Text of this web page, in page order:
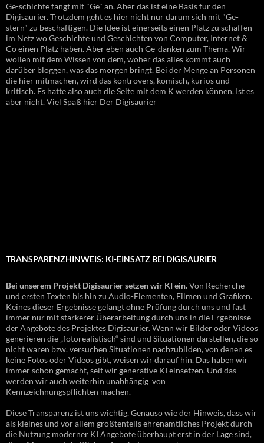
Ge-schichte fängt mit "Ge" an. Aber das ist eine Basis für den
Digisaurier. Trotzdem geht es hier nicht nur darum sich mit "Ge-
stern" zu beschäftigen. Die Idee ist einerseits einen Platz zu schaffen
im Netz wo Geschichte und Geschichten von Computer, Internet &
Co einen Platz haben. Aber eben auch Ge-danken zum Thema. Wir
wollen mit dem Wissen von dem, woher das alles kommt auch
darüber bloggen, was das morgen bringt. Bei der Menge an Personen
die hier mitmachen, wird das kontrovers, komisch, kurios und
kritisch. Es hatte also auch die Seite mit dem K werden können. Ist es
aber nicht. Viel Spaß hier Der Digisaurier
TRANSPARENZHINWEIS: KI-EINSATZ BEI DIGISAURIER
Bei unserem Projekt Digisaurier setzen wir KI ein.Von Recherche
und ersten Texten bis hin zu Audio-Elementen, Filmen und Grafiken.
Keines dieser Ergebnisse gelangt ohne Prüfung durch uns und fast
immer nur mit stärkerer Überarbeitung durch uns in die Ergebnisse
der Angebote des Projektes Digisaurier. Wenn wir Bilder oder Videos
generieren die „fotorealistisch“ sind und Situationen darstellen, die so
nicht waren bzw. versuchen Situationen nachzubilden, von denen es
keine Fotos oder Videos gibt, weisen wir darauf hin. Das haben wir
immer schon gemacht, seit wir generative KI einsetzen. Und das
werden wir auch weiterhin unabhängig von
Kennzeichnungspflichten machen.
Diese Transparenz ist uns wichtig. Genauso wie der Hinweis, dass wir
als kleines und vor allem größtenteils ehrenamtliches Projekt durch
die Nutzung moderner KI Angebote überhaupt erst in der Lage sind,